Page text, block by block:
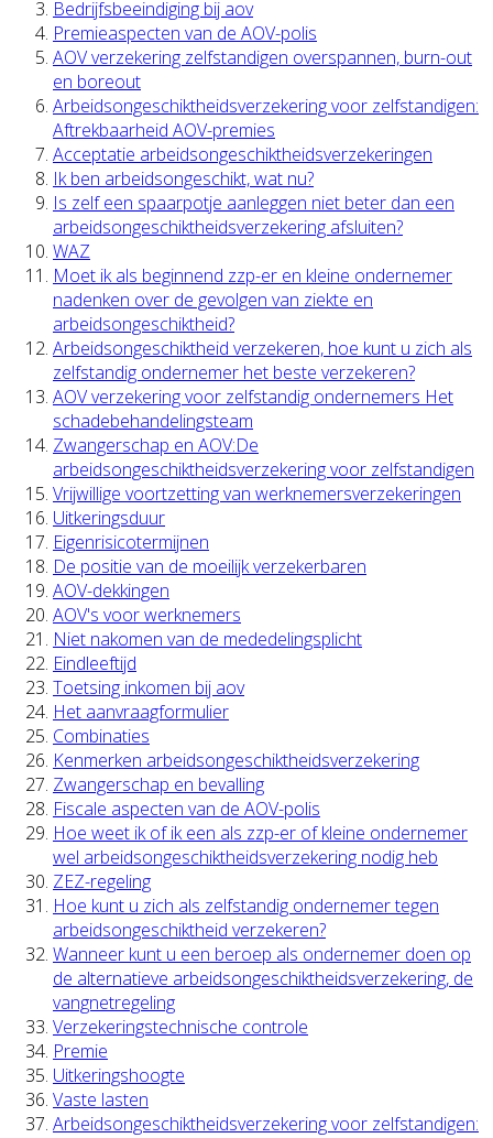
Bedrijfsbeeindiging bij aov
Premieaspecten van de AOV-polis
AOV verzekering zelfstandigen overspannen, burn-out
en boreout
Arbeidsongeschiktheidsverzekering voor zelfstandigen:
Aftrekbaarheid AOV-premies
Acceptatie arbeidsongeschiktheidsverzekeringen
Ik ben arbeidsongeschikt, wat nu?
Is zelf een spaarpotje aanleggen niet beter dan een
arbeidsongeschiktheidsverzekering afsluiten?
WAZ
Moet ik als beginnend zzp-er en kleine ondernemer
nadenken over de gevolgen van ziekte en
arbeidsongeschiktheid?
Arbeidsongeschiktheid verzekeren, hoe kunt u zich als
zelfstandig ondernemer het beste verzekeren?
AOV verzekering voor zelfstandig ondernemers Het
schadebehandelingsteam
Zwangerschap en AOV:De
arbeidsongeschiktheidsverzekering voor zelfstandigen
Vrijwillige voortzetting van werknemersverzekeringen
Uitkeringsduur
Eigenrisicotermijnen
De positie van de moeilijk verzekerbaren
AOV-dekkingen
AOV's voor werknemers
Niet nakomen van de mededelingsplicht
Eindleeftijd
Toetsing inkomen bij aov
Het aanvraagformulier
Combinaties
Kenmerken arbeidsongeschiktheidsverzekering
Zwangerschap en bevalling
Fiscale aspecten van de AOV-polis
Hoe weet ik of ik een als zzp-er of kleine ondernemer
wel arbeidsongeschiktheidsverzekering nodig heb
ZEZ-regeling
Hoe kunt u zich als zelfstandig ondernemer tegen
arbeidsongeschiktheid verzekeren?
Wanneer kunt u een beroep als ondernemer doen op
de alternatieve arbeidsongeschiktheidsverzekering, de
vangnetregeling
Verzekeringstechnische controle
Premie
Uitkeringshoogte
Vaste lasten
Arbeidsongeschiktheidsverzekering voor zelfstandigen: